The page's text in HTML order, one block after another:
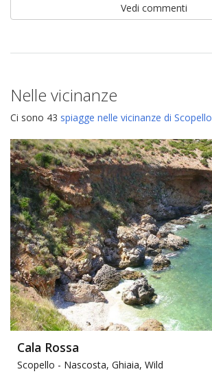
Vedi commenti
Nelle vicinanze
Ci sono 43 spiagge nelle vicinanze di Scopello
Cala Rossa
Scopello - Nascosta, Ghiaia, Wild